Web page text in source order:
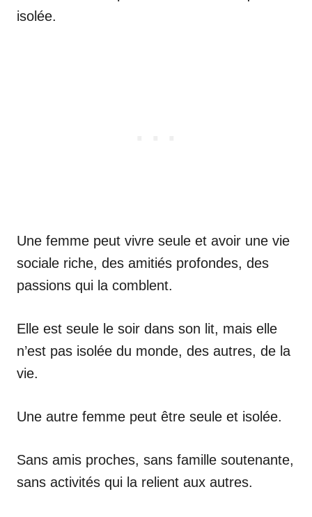
isolée.
Une femme peut vivre seule et avoir une vie
sociale riche, des amitiés profondes, des
passions qui la comblent.
Elle est seule le soir dans son lit, mais elle
n’est pas isolée du monde, des autres, de la
vie.
Une autre femme peut être seule et isolée.
Sans amis proches, sans famille soutenante,
sans activités qui la relient aux autres.